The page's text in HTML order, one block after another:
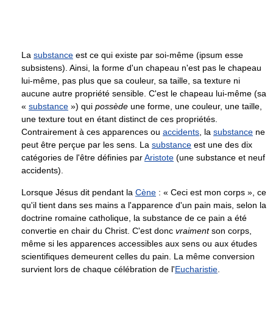
La substance est ce qui existe par soi-même (ipsum esse
subsistens). Ainsi, la forme d'un chapeau n'est pas le chapeau
lui-même, pas plus que sa couleur, sa taille, sa texture ni
aucune autre propriété sensible. C'est le chapeau lui-même (sa
« substance ») qui possède une forme, une couleur, une taille,
une texture tout en étant distinct de ces propriétés.
Contrairement à ces apparences ou accidents, la substance ne
peut être perçue par les sens. La substance est une des dix
catégories de l'être définies parAristote (une substance et neuf
accidents).
Lorsque Jésus dit pendant la Cène : « Ceci est mon corps », ce
qu'il tient dans ses mains a l'apparence d'un pain mais, selon la
doctrine romaine catholique, la substance de ce pain a été
convertie en chair du Christ. C'est donc vraimentson corps,
même si les apparences accessibles aux sens ou aux études
scientifiques demeurent celles du pain. La même conversion
survient lors de chaque célébration de l'Eucharistie.